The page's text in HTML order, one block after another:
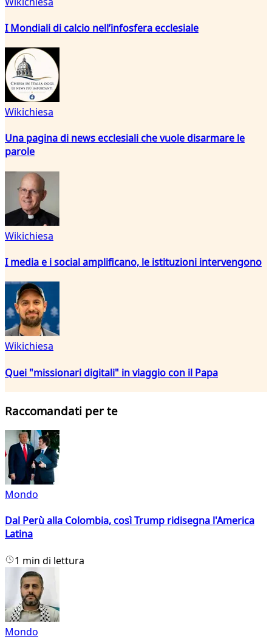
I Mondiali di calcio nell’infosfera ecclesiale
Wikichiesa
Una pagina di news ecclesiali che vuole disarmare le
parole
Wikichiesa
I media e i social amplificano, le istituzioni intervengono
Wikichiesa
Quei "missionari digitali" in viaggio con il Papa
Raccomandati per te
Mondo
Dal Perù alla Colombia, così Trump ridisegna l'America
Latina
1 min di lettura
Mondo